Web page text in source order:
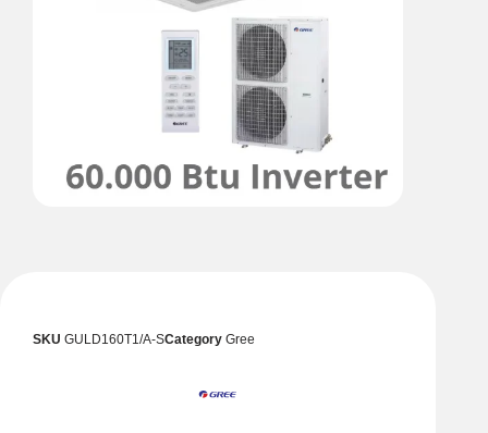
SKU GULD160T1/A-SCategory Gree